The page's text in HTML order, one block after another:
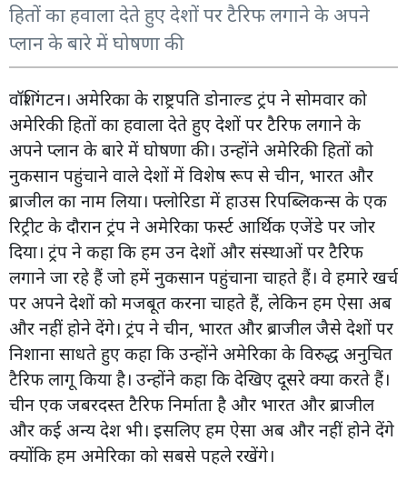
हितों का हवाला देते हुए देशों पर टैरिफ लगाने के अपने
प्लान के बारे में घोषणा की
वॉशिंगटन। अमेरिका के राष्ट्रपति डोनाल्ड ट्रंप ने सोमवार को
अमेरिकी हितों का हवाला देते हुए देशों पर टैरिफ लगाने के
अपने प्लान के बारे में घोषणा की। उन्होंने अमेरिकी हितों को
नुकसान पहुंचाने वाले देशों में विशेष रूप से चीन, भारत और
ब्राजील का नाम लिया। फ्लोरिडा में हाउस रिपब्लिकन्स के एक
रिट्रीट के दौरान ट्रंप ने अमेरिका फर्स्ट आर्थिक एजेंडे पर जोर
दिया। ट्रंप ने कहा कि हम उन देशों और संस्थाओं पर टैरिफ
लगाने जा रहे हैं जो हमें नुकसान पहुंचाना चाहते हैं। वे हमारे खर्च
पर अपने देशों को मजबूत करना चाहते हैं, लेकिन हम ऐसा अब
और नहीं होने देंगे। ट्रंप ने चीन, भारत और ब्राजील जैसे देशों पर
निशाना साधते हुए कहा कि उन्होंने अमेरिका के विरुद्ध अनुचित
टैरिफ लागू किया है। उन्होंने कहा कि देखिए दूसरे क्या करते हैं।
चीन एक जबरदस्त टैरिफ निर्माता है और भारत और ब्राजील
और कई अन्य देश भी। इसलिए हम ऐसा अब और नहीं होने देंगे
क्योंकि हम अमेरिका को सबसे पहले रखेंगे।